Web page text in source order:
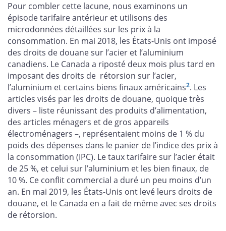
Pour combler cette lacune, nous examinons un
épisode tarifaire antérieur et utilisons des
microdonnées détaillées sur les prix à la
consommation. En mai 2018, les États-Unis ont imposé
des droits de douane sur l’acier et l’aluminium
canadiens. Le Canada a riposté deux mois plus tard en
imposant des droits de rétorsion sur l’acier,
l’aluminium et certains biens finaux américains2. Les
articles visés par les droits de douane, quoique très
divers – liste réunissant des produits d’alimentation,
des articles ménagers et de gros appareils
électroménagers –, représentaient moins de 1 % du
poids des dépenses dans le panier de l’indice des prix à
la consommation (IPC). Le taux tarifaire sur l’acier était
de 25 %, et celui sur l’aluminium et les bien finaux, de
10 %. Ce conflit commercial a duré un peu moins d’un
an. En mai 2019, les États-Unis ont levé leurs droits de
douane, et le Canada en a fait de même avec ses droits
de rétorsion.